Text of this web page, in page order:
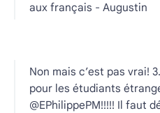
aux français - Augustin
Non mais c’est pas vrai!
pour les étudiants
@EPhilippePM!!!!! Il faut